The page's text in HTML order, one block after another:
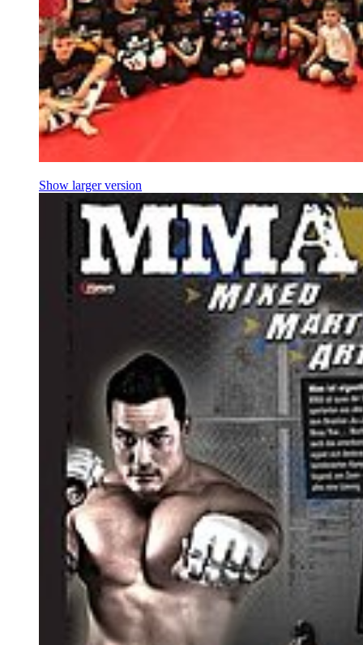
Show larger version